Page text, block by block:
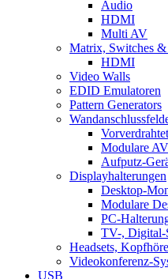
Audio
HDMI
Multi AV
Matrix, Switches
HDMI
Video Walls
EDID Emulatoren
Pattern Generators
Modulare
Aufputz-
Displayhalterungen
Desktop-
Modulare
PC-
TV-, Digital-
Headsets,
Videokonferenz-
USB